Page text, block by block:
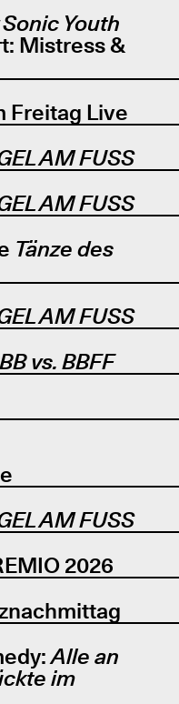
Youth
Mistress &
Freitag Live
AM FUSS
AM FUSS
Tänze des
AM FUSS
vs. BBFF
AM FUSS
2026
Alle an
im